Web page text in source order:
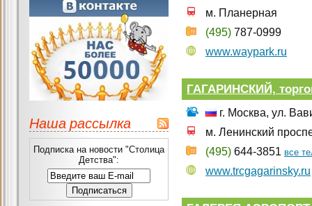
м. Планерная
(495) 787-0999
www.waypark.ru
ГАГАРИНСКИЙ,
г. Москва, ул.
м. Ленинский
(495) 644-3851 все
www.trcgagarinsky.ru
Наша рассылка
Подписка на новости "Столица
Детства":